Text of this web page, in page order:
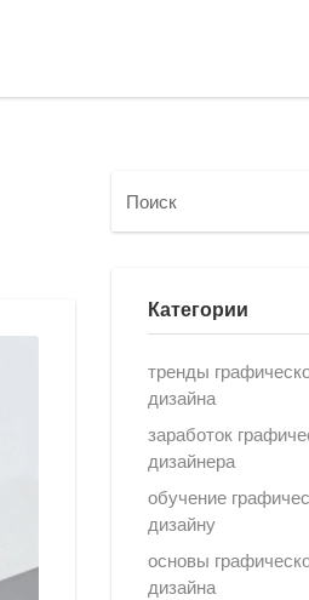
Категории
тренды
дизайна
заработок
дизайнера
обучение
дизайну
основы
дизайна